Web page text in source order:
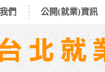
們 公開(就業)資訊